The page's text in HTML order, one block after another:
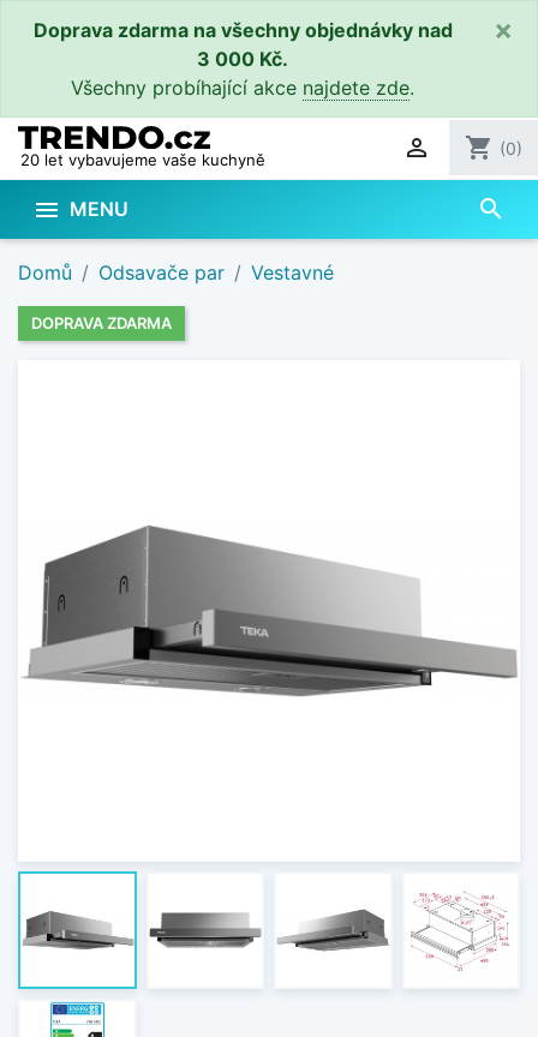
Doprava zdarma na všechny objednávky nad
3 000 Kč.
Všechny probíhající akce najdete zde.
×
20 let vybavujeme vaše kuchyně  shopping_cart (0)
 MENU search
Domů Odsavače par Vestavné
DOPRAVA ZDARMA